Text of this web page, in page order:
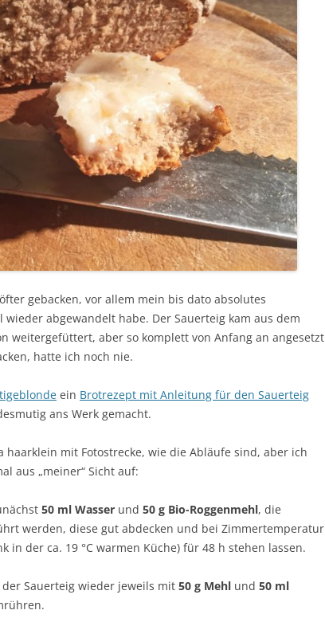
gebacken, vor allem mein bis dato absolutes
wieder abgewandelt habe. Der Sauerteig kam aus dem
weitergefüttert, aber so komplett von Anfang an angesetzt
hatte ich noch nie.
ein Brotrezept mit Anleitung für den Sauerteig
ans Werk gemacht.
haarklein mit Fotostrecke, wie die Abläufe sind, aber ich
aus „meiner“ Sicht auf:
50 ml Wasser und 50 g Bio-Roggenmehl, die
werden, diese gut abdecken und bei Zimmertemperatur
in der ca. 19 °C warmen Küche) für 48 h stehen lassen.
Sauerteig wieder jeweils mit 50 g Mehl und 50 ml